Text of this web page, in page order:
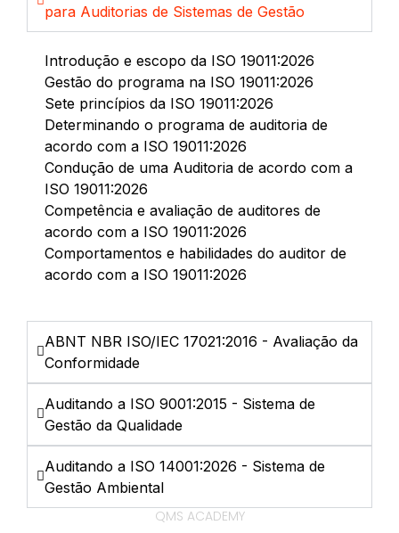
para Auditorias de Sistemas de Gestão
Introdução e escopo da ISO 19011:2026
Gestão do programa na ISO 19011:2026
Sete princípios da ISO 19011:2026
Determinando o programa de auditoria de
acordo com a ISO 19011:2026
Condução de uma Auditoria de acordo com a
ISO 19011:2026
Competência e avaliação de auditores de
acordo com a ISO 19011:2026
Comportamentos e habilidades do auditor de
acordo com a ISO 19011:2026
ABNT NBR ISO/IEC 17021:2016 - Avaliação da
Conformidade
Auditando a ISO 9001:2015 - Sistema de
Gestão da Qualidade
Auditando a ISO 14001:2026 - Sistema de
Gestão Ambiental
QMS ACADEMY